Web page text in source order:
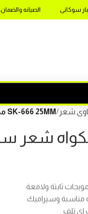
سوكانى الصيانه والضمان
شعر SK-666 25MM مكواه شعر سوكانى كيرلى
ثابتة ولامعة
مناسبة وسيراميك
اي تلف